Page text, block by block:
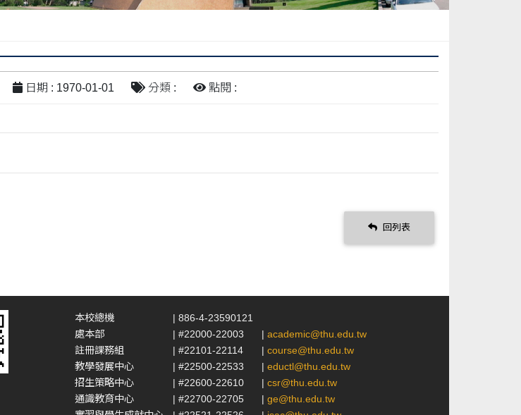
日期 : 1970-01-01 分類 : 點閱 :
回列表
本校總機
| 886-4-23590121
處本部
| #22000-22003 | academic@thu.edu.tw
註冊課務組
| #22101-22114 | course@thu.edu.tw
教學發展中心
| #22500-22533 | eductl@thu.edu.tw
招生策略中心
| #22600-22610 | csr@thu.edu.tw
通識教育中心
| #22700-22705 | ge@thu.edu.tw